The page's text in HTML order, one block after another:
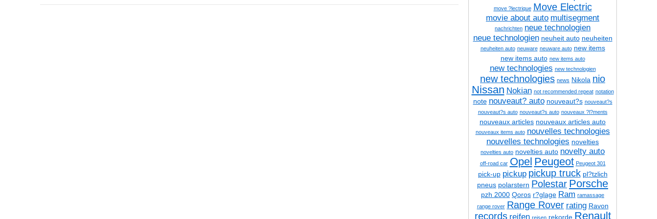
move ?lectrique Move Electric
movie about auto multisegment
nachrichten neue technologien
neue technologien neuheit auto neuheiten
neuheiten auto neuware neuware auto new items
new items auto new items auto
new technologies new technologien
new technologies news Nikola nio
Nissan Nokian not recommended repeat notation
note nouveaut? auto nouveaut?s nouveaut?s
nouveaut?s auto nouveaut?s auto nouveaux ?l?ments
nouveaux articles nouveaux articles auto
nouveaux items auto nouvelles technologies
nouvelles technologies novelties
novelties auto novelties auto novelty auto
off-road car Opel Peugeot Peugeot 301
pick-up pickup pickup truck pl?tzlich
pneus polarstern Polestar Porsche
pzh 2000 Qoros r?glage Ram ramassage
range rover Range Rover rating Ravon
records reifen reisen rekorde Renault